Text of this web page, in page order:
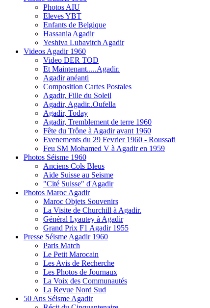
Photos AIU
Eleves YBT
Enfants de Belgique
Hassania Agadir
Yeshiva Lubavitch Agadir
Videos Agadir 1960
Video DER TOD
Et Maintenant.....Agadir.
Agadir anéanti
Composition Cartes Postales
Agadir, Fille du Soleil
Agadir, Agadir..Oufella
Agadir, Today
Agadir, Tremblement de terre 1960
Fête du Trône à Agadir avant 1960
Evenements du 29 Fevrier 1960 - Roussafi
Feu SM Mohamed V à Agadir en 1959
Photos Séisme 1960
Anciens Cols Bleus
Aide Suisse au Seisme
"Cité Suisse" d'Agadir
Photos Maroc Agadir
Maroc Objets Souvenirs
La Visite de Churchill à Agadir.
Général Lyautey à Agadir
Grand Prix F1 Agadir 1955
Presse Séisme Agadir 1960
Paris Match
Le Petit Marocain
Les Avis de Recherche
Les Photos de Journaux
La Voix des Communautés
La Revue Nord Sud
50 Ans Séisme Agadir